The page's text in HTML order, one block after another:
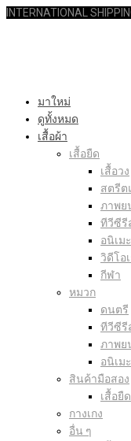
INTERNATIONAL
มาใหม่
ดูทั้งหมด
เสื้อผ้า
เสื้อยืด
เสื้อวง
สตรี
ภาพย
ทีวีซีรี
อนิเม
วิดีโอ
กีฬา
หมวก
ดนตรี
ทีวีซีรี
ภาพย
อนิเม
สินค้ามือสอง
เสื้อยืด
กางเกง
อื่น ๆ